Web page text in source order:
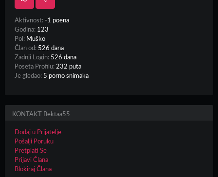
Aktivnost: -1 poena
Godina: 123
Pol: Muško
Član od: 526 dana
Zadnji Login: 526 dana
Poseta Profilu: 232 puta
Je gledao: 5 porno snimaka
KONTAKT Bektaa55
Dodaj u Prijatelje
Pošalji Poruku
Pretplati Se
Prijavi Člana
Blokiraj Člana